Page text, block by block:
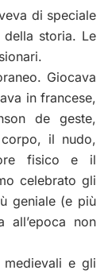
di speciale
storia. Le
Giocava
in francese,
de geste,
il nudo,
fisico e il
celebrato gli
geniale (e più
all’epoca non
e gli